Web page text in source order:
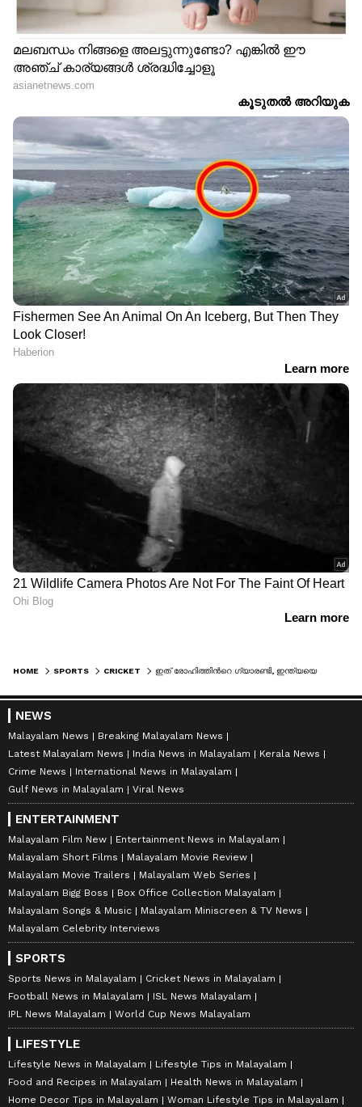
HOME SPORTS CRICKET
NEWS
Malayalam News
Breaking Malayalam News
Latest Malayalam News
India News in Malayalam
Kerala News
Crime News
International News in Malayalam
Gulf News in Malayalam
Viral News
ENTERTAINMENT
Malayalam Film New
Entertainment News in Malayalam
Malayalam Short Films
Malayalam Movie Review
Malayalam Movie Trailers
Malayalam Web Series
Malayalam Bigg Boss
Box Office Collection Malayalam
Malayalam Songs & Music
Malayalam Miniscreen & TV News
Malayalam Celebrity Interviews
SPORTS
Sports News in Malayalam
Cricket News in Malayalam
Football News in Malayalam
ISL News Malayalam
IPL News Malayalam
World Cup News Malayalam
LIFESTYLE
Lifestyle News in Malayalam
Lifestyle Tips in Malayalam
Food and Recipes in Malayalam
Health News in Malayalam
Home Decor Tips in Malayalam
Woman Lifestyle Tips in Malayalam